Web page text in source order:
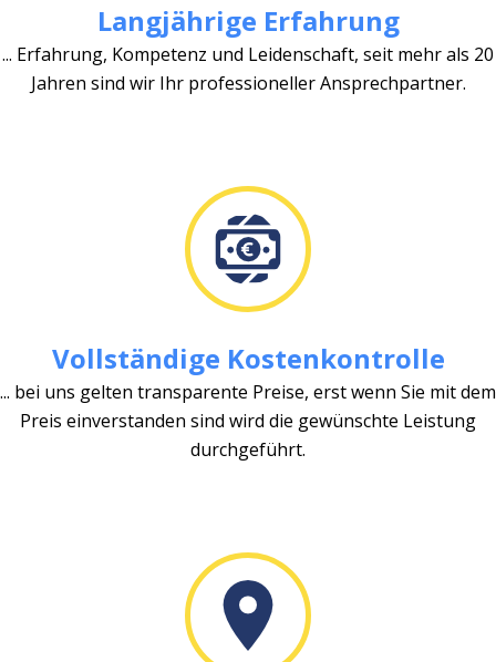
Langjährige Erfahrung
... Erfahrung, Kompetenz und Leidenschaft, seit mehr als 20
Jahren sind wir Ihr professioneller Ansprechpartner.
Vollständige Kostenkontrolle
... bei uns gelten transparente Preise, erst wenn Sie mit dem
Preis einverstanden sind wird die gewünschte Leistung
durchgeführt.